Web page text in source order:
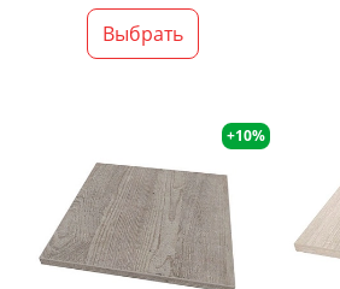
Выбрать
+10%